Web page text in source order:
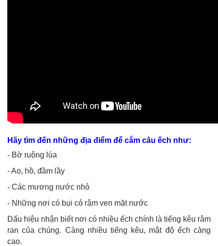
Hãy tìm đến những địa điểm để cắm câu ếch như:
- Bờ ruộng lúa
- Ao, hồ, đầm lầy
- Các mương nước nhỏ
- Những nơi có bụi cỏ rậm ven mặt nước
Dấu hiệu nhận biết nơi có nhiều ếch chính là tiếng kêu râm
ran của chúng. Càng nhiều tiếng kêu, mật độ ếch càng
cao.